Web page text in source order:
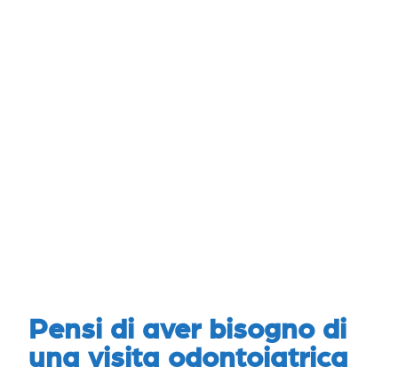
Pensi di aver bisogno di
una visita odontoiatrica